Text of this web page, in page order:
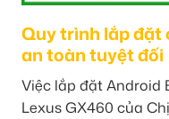
Quy trình lắp đặt
an toàn tuyệt đối
Việc lắp đặt Android
Lexus GX460 của